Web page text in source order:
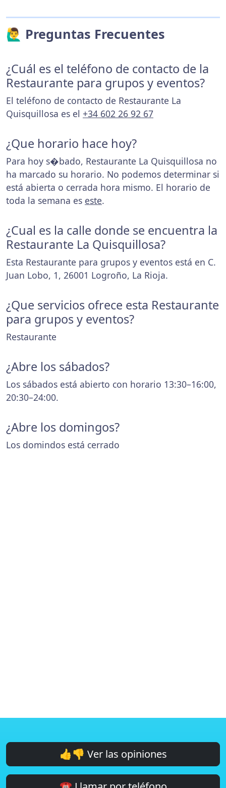
🙋‍♂️ Preguntas Frecuentes
¿Cuál es el teléfono de contacto de la
Restaurante para grupos y eventos?
El teléfono de contacto de Restaurante La
Quisquillosa es el +34 602 26 92 67
¿Que horario hace hoy?
Para hoy s�bado, Restaurante La Quisquillosa no
ha marcado su horario. No podemos determinar si
está abierta o cerrada hora mismo. El horario de
toda la semana es este.
¿Cual es la calle donde se encuentra la
Restaurante La Quisquillosa?
Esta Restaurante para grupos y eventos está en C.
Juan Lobo, 1, 26001 Logroño, La Rioja.
¿Que servicios ofrece esta Restaurante
para grupos y eventos?
Restaurante
¿Abre los sábados?
Los sábados está abierto con horario 13:30–16:00,
20:30–24:00.
¿Abre los domingos?
Los domindos está cerrado
👍👎 Ver las opiniones